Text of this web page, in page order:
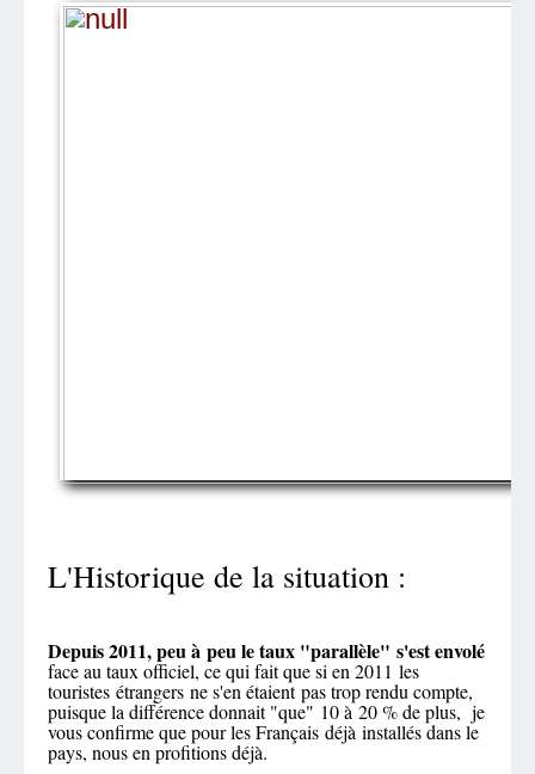
L'Historique de la situation :
Depuis 2011, peu à peu le taux "parallèle" s'est envolé
face au taux officiel, ce qui fait que si en 2011 les
touristes étrangers ne s'en étaient pas trop rendu compte,
puisque la différence donnait "que" 10 à 20 % de plus, je
vous confirme que pour les Français déjà installés dans le
pays, nous en profitions déjà.